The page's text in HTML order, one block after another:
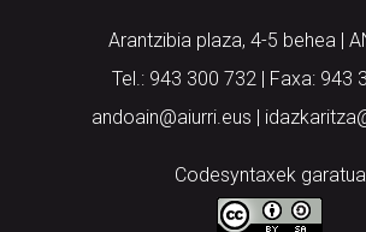
Arantzibia plaza, 4-5 behea |
Tel.: 943 300 732 | Faxa: 943
andoain@aiurri.eus |
Codesyntaxek garatua